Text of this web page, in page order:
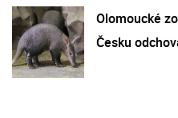
Olomoucké
Česku